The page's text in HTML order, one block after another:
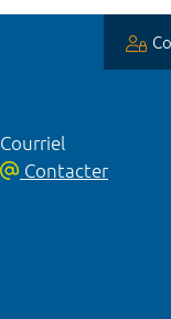
Courriel
Contacter